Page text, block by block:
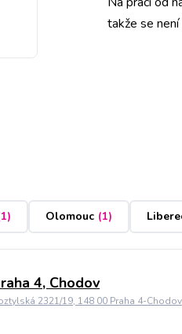
takže se
1) Olomouc (1)
4, Chodov
2321/19, 148 00 Praha 4-Chodov